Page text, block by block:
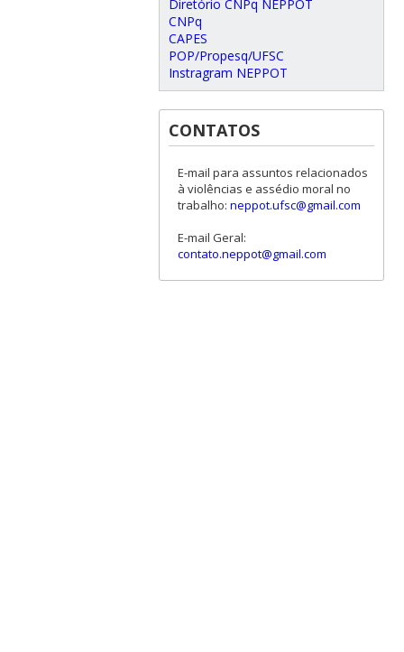
Diretório CNPq NEPPOT
CNPq
CAPES
POP/Propesq/UFSC
Instragram NEPPOT
CONTATOS
E-mail para assuntos relacionados
à violências e assédio moral no
trabalho: neppot.ufsc@gmail.com
E-mail Geral:
contato.neppot@gmail.com